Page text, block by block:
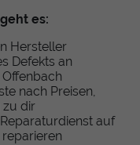
es:
Hersteller
Defekts an
nach Preisen,
zu dir
auf
reparieren